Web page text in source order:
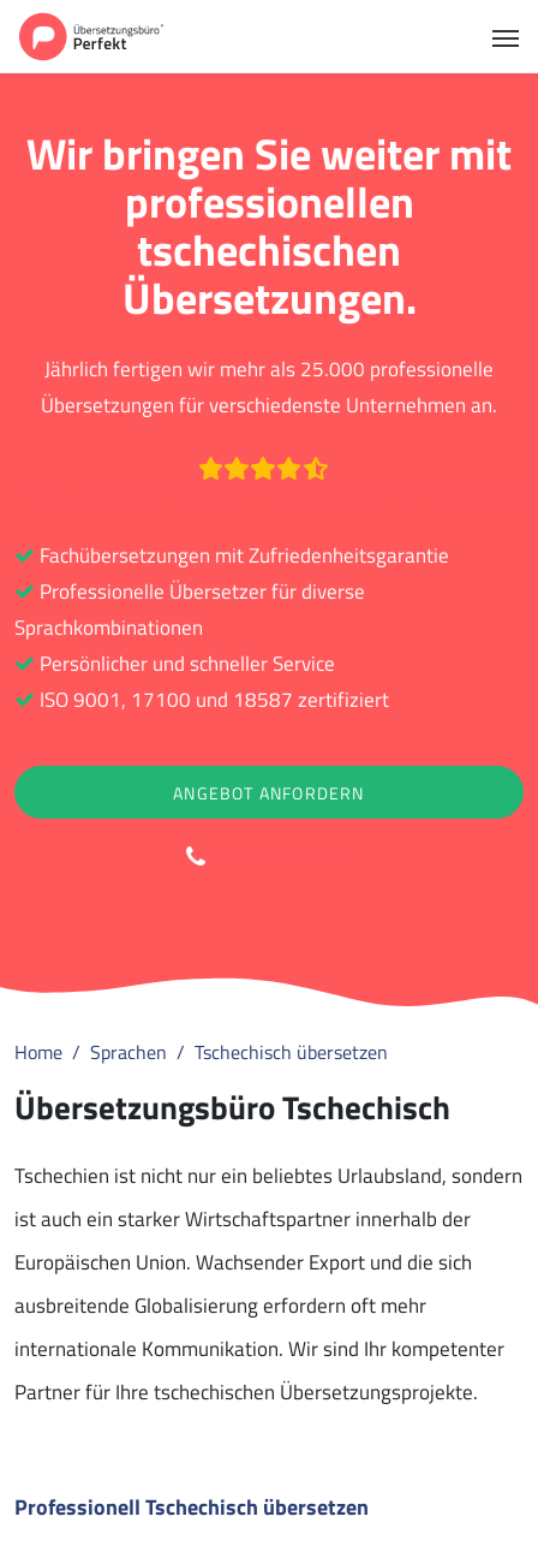
Wir bringen Sie weiter mit
professionellen
tschechischen
Übersetzungen.
Jährlich fertigen wir mehr als 25.000 professionelle
Übersetzungen für verschiedenste Unternehmen an.
Fachübersetzungen mit Zufriedenheitsgarantie
Professionelle Übersetzer für diverse
Sprachkombinationen
Persönlicher und schneller Service
ISO 9001, 17100 und 18587 zertifiziert
ANGEBOT ANFORDERN
Home Sprachen Tschechisch übersetzen
Übersetzungsbüro Tschechisch
Tschechien ist nicht nur ein beliebtes Urlaubsland, sondern
ist auch ein starker Wirtschaftspartner innerhalb der
Europäischen Union. Wachsender Export und die sich
ausbreitende Globalisierung erfordern oft mehr
internationale Kommunikation. Wir sind Ihr kompetenter
Partner für Ihre tschechischen Übersetzungsprojekte.
Professionell Tschechisch übersetzen